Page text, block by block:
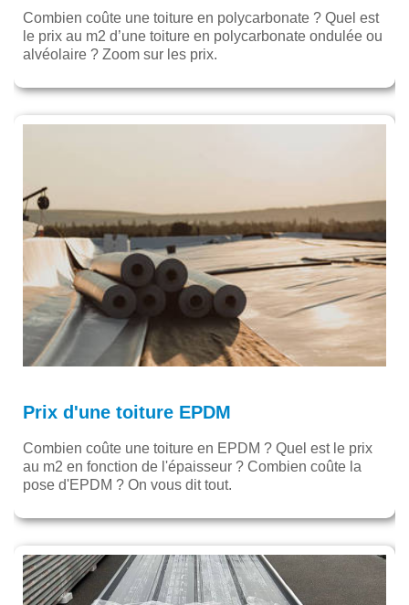
Combien coûte une toiture en polycarbonate ? Quel est
le prix au m2 d’une toiture en polycarbonate ondulée ou
alvéolaire ? Zoom sur les prix.
Prix d'une toiture EPDM
Combien coûte une toiture en EPDM ? Quel est le prix
au m2 en fonction de l'épaisseur ? Combien coûte la
pose d'EPDM ? On vous dit tout.